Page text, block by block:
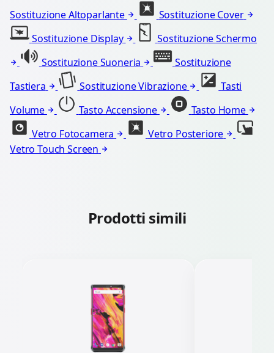
Sostituzione Altoparlante
Sostituzione Cover
Sostituzione Display
Sostituzione Schermo
Sostituzione Suoneria
Sostituzione
Tastiera
Sostituzione Vibrazione
Tasti
Volume
Tasto Accensione
Tasto Home
Vetro Fotocamera
Vetro Posteriore
Vetro Touch Screen
Prodotti simili